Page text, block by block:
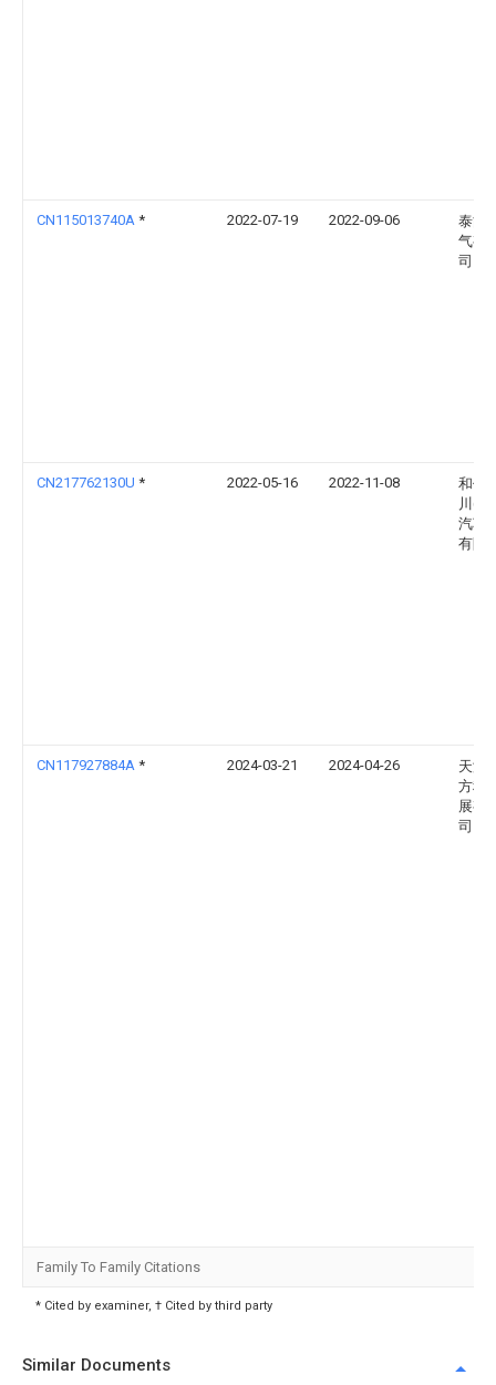
CN115013740A * 2022-07-19 2022-09-06
泰能
气有
司
CN217762130U * 2022-05-16 2022-11-08
和信
川(沧
汽车
有限
CN117927884A * 2024-03-21 2024-04-26
天津
方科
展有
司
Family To Family Citations
* Cited by examiner, † Cited by third party
Similar Documents